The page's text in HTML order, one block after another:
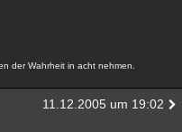
der Wahrheit in acht nehmen.
11.12.2005 um 19:02